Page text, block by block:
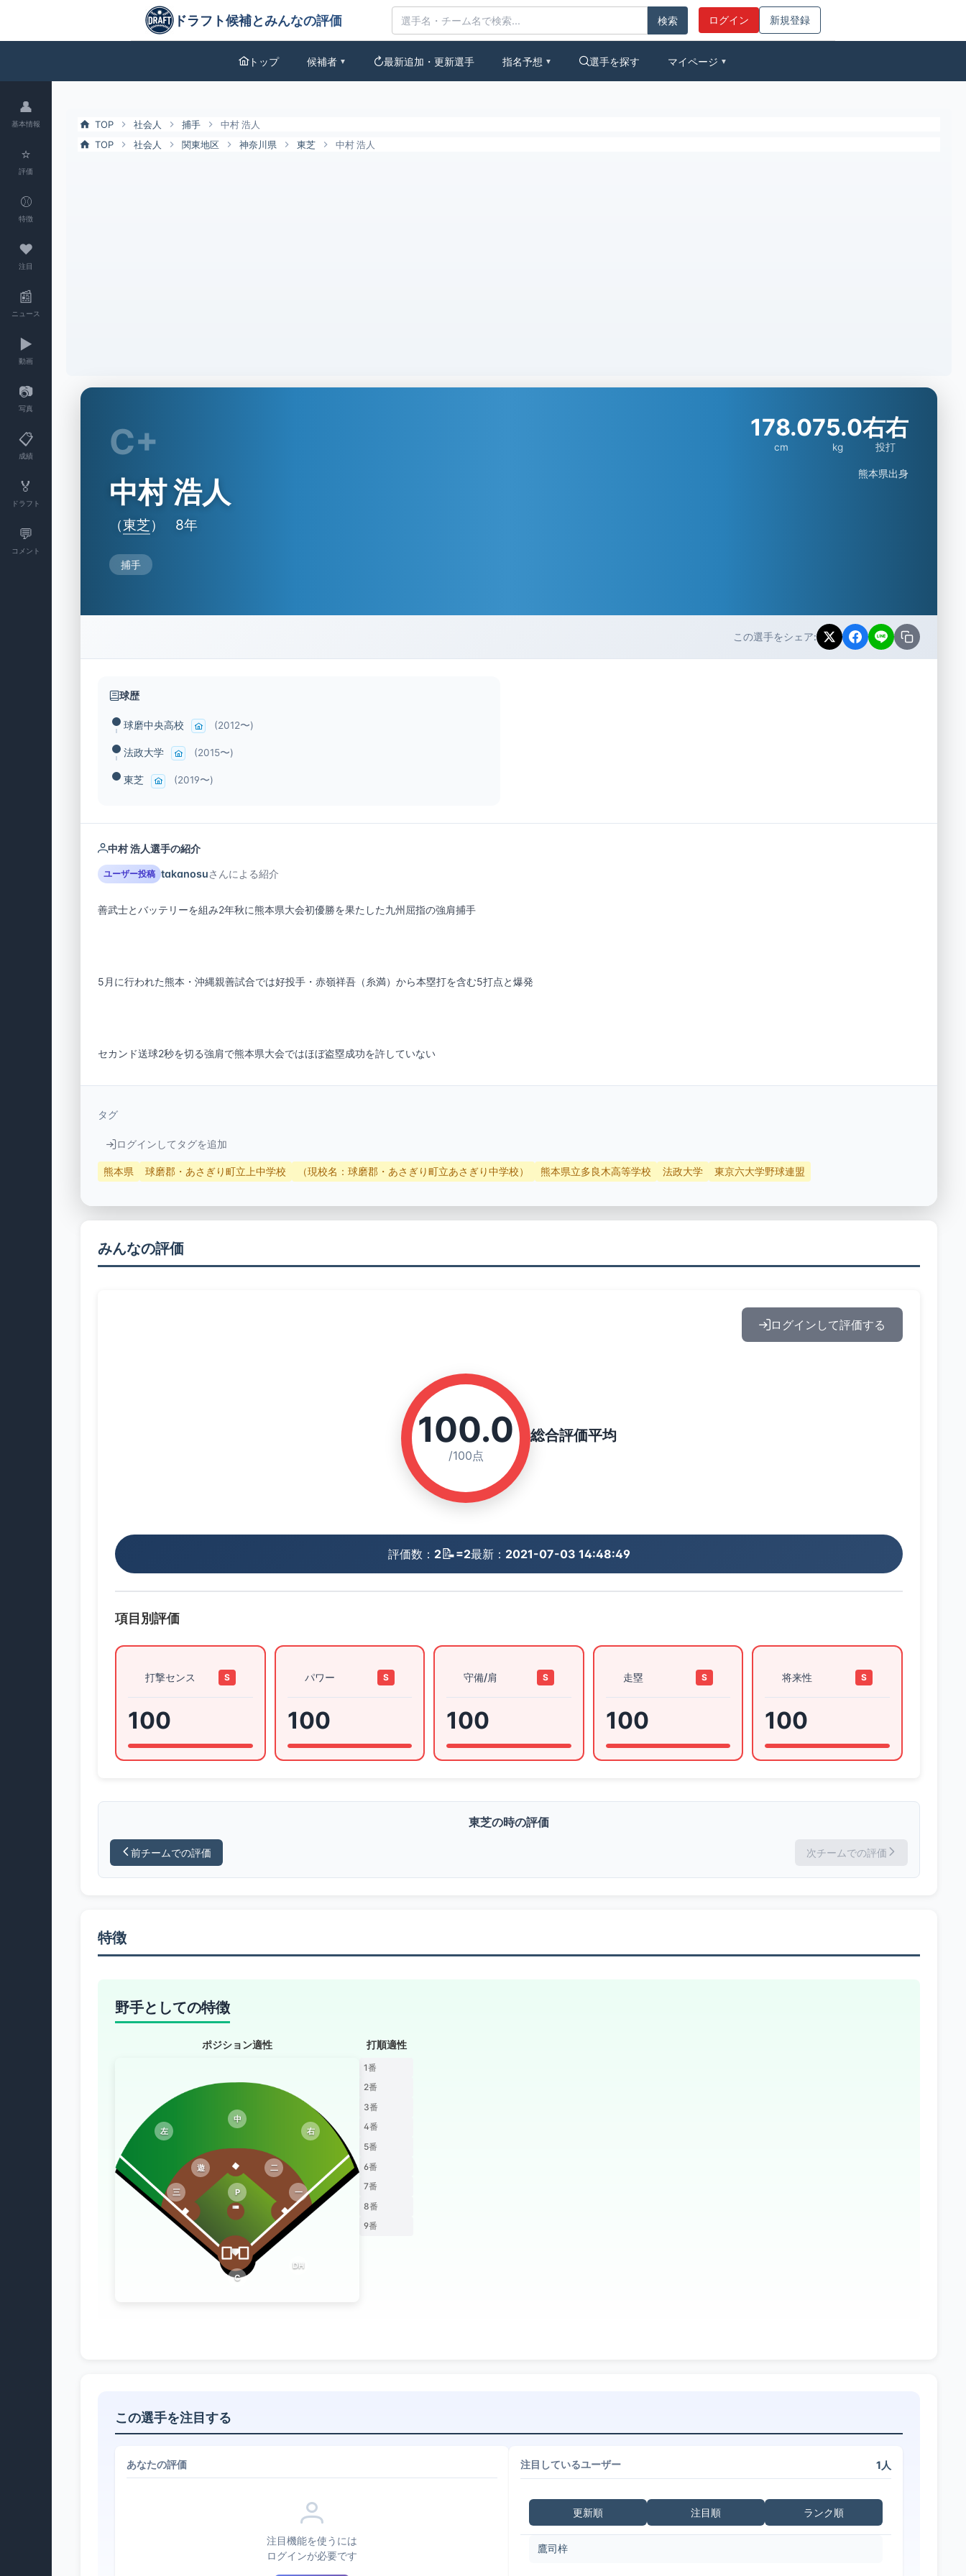
中村 浩人（東芝）の特徴とドラフト評価 | ドラフト候補とみんなの評価
ドラフト候補とみんなの評価
ログイン 新規登録
トップ 候補者 ▼ 最新追加・更新選手 指名予想 ▼ 選手を探す マイページ ▼
👤
基本情報
⭐
評価
⚾
特徴
❤
注目
📰
ニュース
▶️
動画
📷
写真
📋
成績
🏅
ドラフト
💬
コメント
TOP 社会人 捕手
中村 浩人
TOP
社会人 関東地区 神奈川県 東芝 中村 浩人
C+
中村 浩人
（東芝） 8年
捕手
178.0
cm
75.0
kg
右右
投打
熊本県出身
この選手をシェア:
球歴
球磨中央高校 (2012〜)
法政大学 (2015〜)
東芝 (2019〜)
中村 浩人選手の紹介
ユーザー投稿 takanosuさんによる紹介
セカンド送球2秒を切る強肩で熊本県大会ではほぼ盗塁成功を許していない
タグ
ログインしてタグを追加
熊本県 球磨郡・あさぎり町立上中学校 （現校名：球磨郡・あさぎり町立あさぎり中学校） 熊本県立多良木高等学校 法政大学 東京六大学野球連盟
みんなの評価
ログインして評価する
100.0
/100点
総合評価平均
評価数： 2📝=2最新： 2021-07-03 14:48:49
項目別評価
打撃センス S
100
パワー S
100
守備/肩 S
100
走塁 S
100
将来性 S
100
東芝の時の評価
前チームでの評価 次チームでの評価
特徴
野手としての特徴
ポジション適性
P
C
一
二
三
遊
左
中
右
DH
打順適性
1番
2番
3番
4番
5番
6番
7番
8番
9番
この選手を注目する
あなたの評価
注目機能を使うには
ログインが必要です
注目しているユーザー 1人
更新順 注目順 ランク順
鷹司梓